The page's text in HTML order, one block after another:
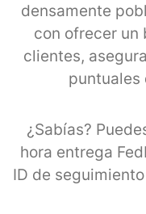
densamente
con ofrecer un
clientes,
puntuales
¿Sabías?
hora entrega
ID de